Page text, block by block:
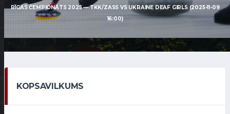
RĪGAS ČEMPIONĀTS 2025 — TKK/ZASS VS UKRAINE DEAF GIRLS (2025-11-09
16:00)
KOPSAVILKUMS